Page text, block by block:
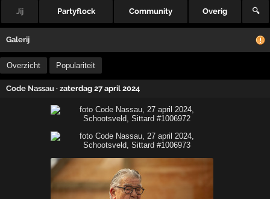
Jij Partyflock Community Overig 🔍
Galerij
Overzicht Populariteit
Code Nassau · zaterdag 27 april 2024